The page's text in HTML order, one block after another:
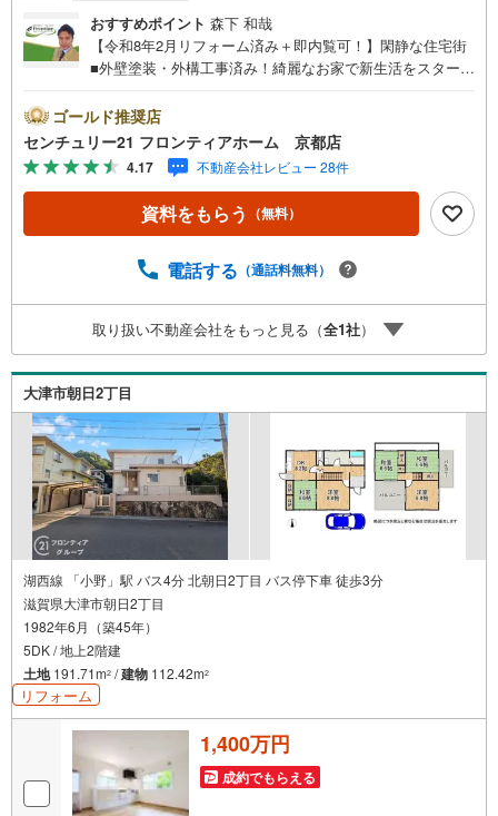
おすすめポイント 森下 和哉
【令和8年2月リフォーム済み＋即内覧可！】閑静な住宅街
■外壁塗装・外構工事済み！綺麗なお家で新生活をスタート
ープかたた」まで徒歩約8分 リフォーム内容・外壁塗装/外
構工事完了・クロス張替・床張替・キッチン、洗面、トイ
レ 立地・堅田小学校まで徒歩約16分・堅田中学校まで徒歩
約21分 弊社が選ばれる理由 1.お金の扱い方のプロ、ファイ
ナンシャルプランナーが資金計画をサポート！2.買い替え
などにも対応できる売却専門チームあり！3.たくさんの銀
能！4.物件のお引渡し後に必要になったお家のリフォーム
絡を繋ぎ、有事の際に迅速にサポートいたします弊社は専
門家同士が連携をとっているため、より多くの知見がござ
います。お気軽にお問合せください！
ゴールド推奨店
センチュリー21 フロンティアホーム 京都店
4.17 不動産会社レビュー 28件
資料をもらう （無料）
電話する （通話料無料）
取り扱い不動産会社をもっと見る（全1社）
大津市朝日2丁目
湖西線 「小野」駅 バス4分 北朝日2丁目 バス停下車 徒歩3分
滋賀県大津市朝日2丁目
1982年6月（築45年）
5DK / 地上2階建
土地191.71m2 /建物 112.42m2
リフォーム
1,400万円
成約でもらえる